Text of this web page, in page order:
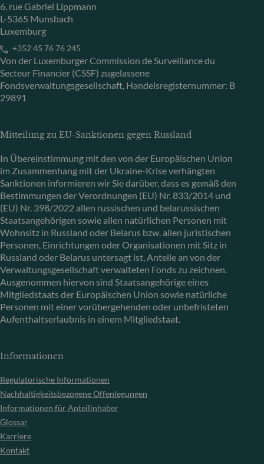
6, rue Gabriel Lippmann
L-5365 Munsbach
Luxemburg
+352 45 76 76 245
Von der Luxemburger Commission de Surveillance du
Secteur Financier (CSSF) zugelassene
Fondsverwaltungsgesellschaft, Handelsregisternummer: B
29891
Mitteilung zu EU-Sanktionen gegen Russland
In Übereinstimmung mit den von der Europäischen Union
im Zusammenhang mit der Ukraine-Krise verhängten
Sanktionen informieren wir Sie darüber, dass es gemäß den
Bestimmungen der Verordnungen (EU) Nr. 833/2014 und
(EU) Nr. 398/2022 allen russischen und belarussischen
Staatsangehörigen sowie allen natürlichen Personen mit
Wohnsitz in Russland oder Belarus bzw. allen juristischen
Personen, Einrichtungen oder Organisationen mit Sitz in
Russland oder Belarus untersagt ist, Anteile an von der
Verwaltungsgesellschaft verwalteten Fonds zu zeichnen.
Ausgenommen hiervon sind Staatsangehörige eines
Mitgliedstaats der Europäischen Union sowie natürliche
Personen mit einer vorübergehenden oder unbefristeten
Aufenthaltserlaubnis in einem Mitgliedstaat.
Informationen
Regulatorische Informationen
Nachhaltigkeitsbezogene Offenlegungen
Informationen für Anteilinhaber
Glossar
Karriere
Kontakt